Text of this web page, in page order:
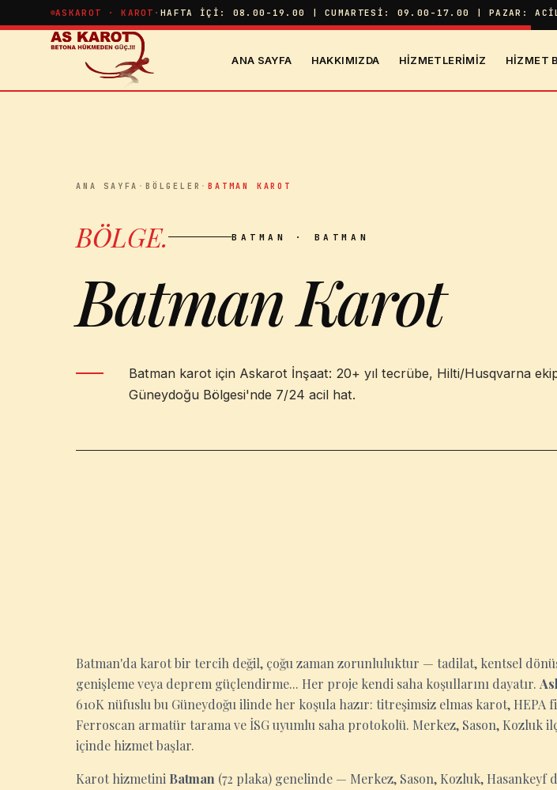
İçeriğe atlaASKAROT · KAROT ·HAFTA İÇI: 08.00-19.00 | CUMARTESI: 09.00-17.00 | PAZAR:
ANA SAYFA HAKKIMIZDA HIZMETLERIMIZ HIZMET
ANA SAYFA ·BÖLGELER ·BATMAN KAROT
BÖLGE. BATMAN · BATMAN
Batman Karot
Batman karot için Askarot İnşaat: 20+ yıl tecrübe, Hilti/Husqvarna
Güneydoğu Bölgesi'nde 7/24 acil hat.
Batman'da karot bir tercih değil, çoğu zaman zorunluluktur — tadilat, kentsel
genişleme veya deprem güçlendirme... Her proje kendi saha koşullarını dayatır.
610K nüfuslu bu Güneydoğu ilinde her koşula hazır: titreşimsiz elmas karot,
Ferroscan armatür tarama ve İSG uyumlu saha protokolü. Merkez, Sason, Kozluk
içinde hizmet başlar.
Karot hizmetini Batman (72 plaka) genelinde — Merkez, Sason, Kozluk, Hasankeyf